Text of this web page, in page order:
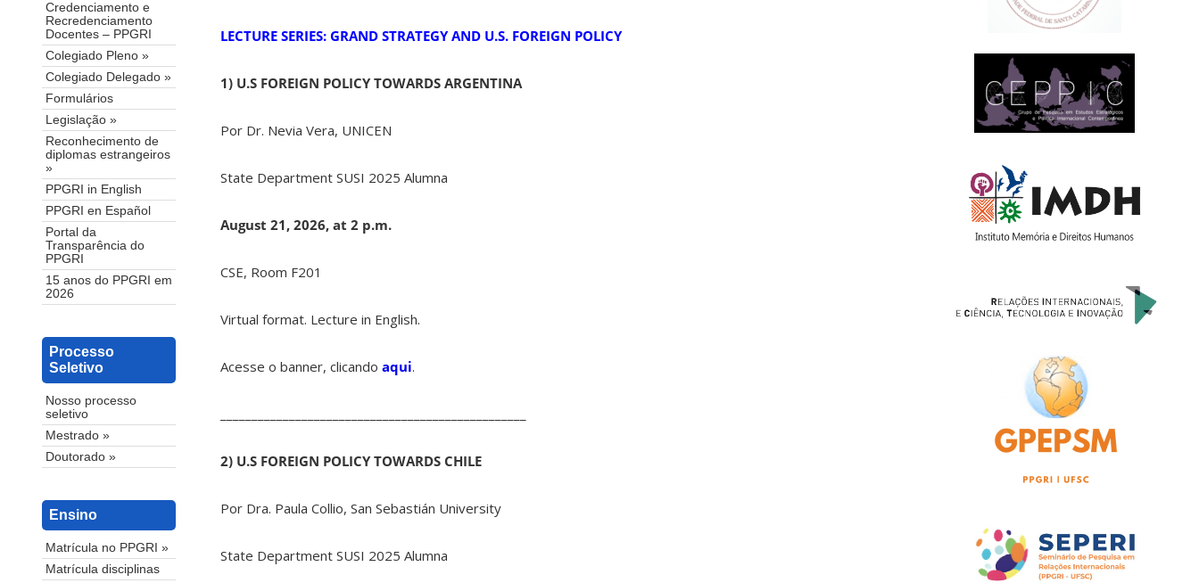
Credenciamento e
Recredenciamento
Docentes – PPGRI
Colegiado Pleno »
Colegiado Delegado »
Formulários
Legislação »
Reconhecimento de
diplomas estrangeiros
»
PPGRI in English
PPGRI en Español
Portal da
Transparência do
PPGRI
15 anos do PPGRI em
2026
Processo
Seletivo
Nosso processo
seletivo
Mestrado »
Doutorado »
Ensino
Matrícula no PPGRI »
Matrícula disciplinas
LECTURE SERIES: GRAND STRATEGY AND U.S. FOREIGN POLICY
1) U.S FOREIGN POLICY TOWARDS ARGENTINA
Por Dr. Nevia Vera, UNICEN
State Department SUSI 2025 Alumna
August 21, 2026, at 2 p.m.
CSE, Room F201
Virtual format. Lecture in English.
Acesse o banner, clicando aqui.
2) U.S FOREIGN POLICY TOWARDS CHILE
Por Dra. Paula Collio, San Sebastián University
State Department SUSI 2025 Alumna